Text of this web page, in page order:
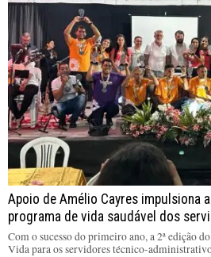
Apoio de Amélio Cayres impulsiona
programa de vida saudável dos
Com o sucesso do primeiro ano, a 2ª edição
Vida para os servidores técnico-